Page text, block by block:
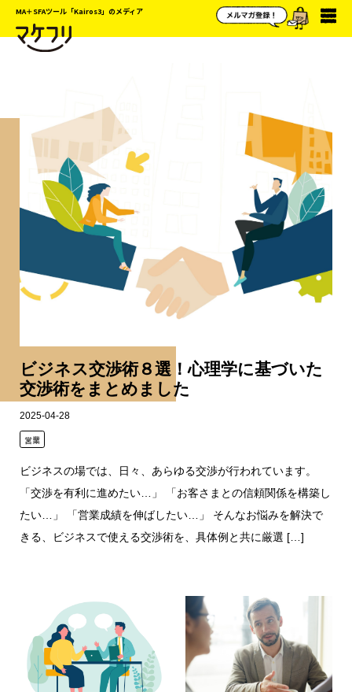
MA＋SFAツール「Kairos3」のメディア
ビジネス交渉術８選！心理学に基づいた
交渉術をまとめました
2025-04-28
営業
ビジネスの場では、日々、あらゆる交渉が行われています。
「交渉を有利に進めたい…」 「お客さまとの信頼関係を構築し
たい…」 「営業成績を伸ばしたい…」 そんなお悩みを解決で
きる、ビジネスで使える交渉術を、具体例と共に厳選 […]